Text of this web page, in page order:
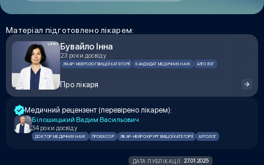
Матеріал підготовлено лікарем:
Бувайло Інна
23 роки досвіду
ЛІКАР-НЕВРОЛОГ ВИЩОЇ КАТЕГОРІЇ КАНДИДАТ МЕДИЧНИХ НАУК АЛГОЛОГ
Про лікаря
Медичний рецензент (перевірено лікарем):
Білошицький Вадим Васильович
34 роки досвіду
ДОКТОР МЕДИЧНИХ НАУК ПРОФЕСОР ЛІКАР-НЕЙРОХІРУРГ ВИЩОЇ КАТЕГОРІЇ АЛГОЛОГ
ДАТА ПУБЛІКАЦІЇ: 27.01.2025